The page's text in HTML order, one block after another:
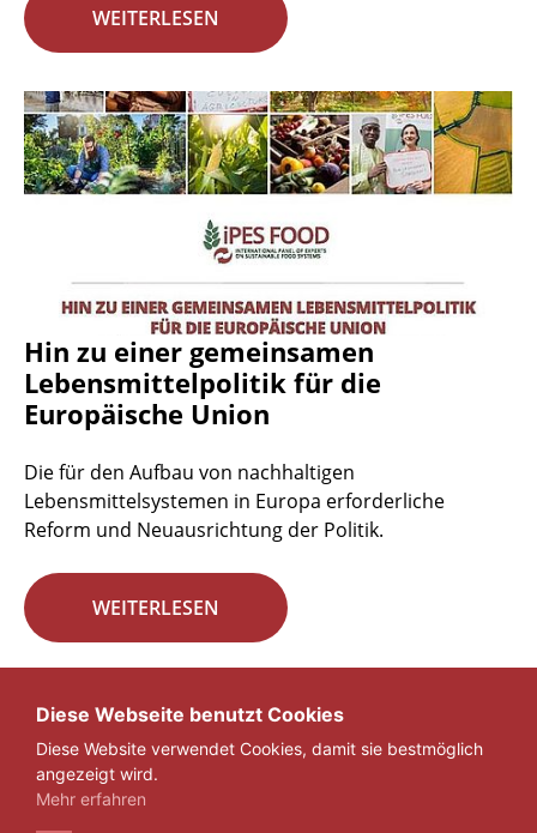
WEITERLESEN
Hin zu einer gemeinsamen
Lebensmittelpolitik für die
Europäische Union
Die für den Aufbau von nachhaltigen
Lebensmittelsystemen in Europa erforderliche
Reform und Neuausrichtung der Politik.
WEITERLESEN
« 1 ... 27 28 29
Diese Webseite benutzt Cookies
Diese Website verwendet Cookies, damit sie bestmöglich
angezeigt wird.
Mehr erfahren